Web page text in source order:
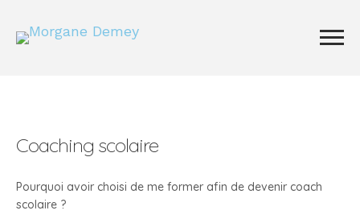
Coaching scolaire
Pourquoi avoir choisi de me former afin de devenir coach
scolaire ?